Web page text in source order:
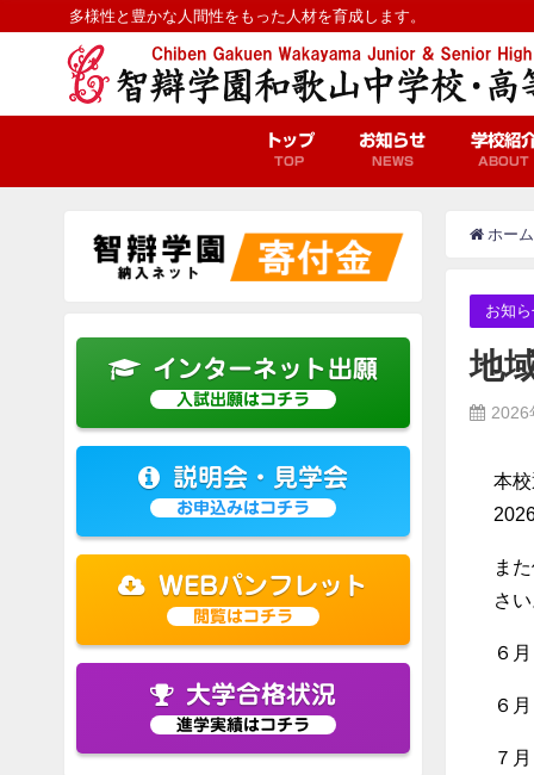
多様性と豊かな人間性をもった人材を育成します。
トップ
TOP
お知らせ
NEWS
学校紹
ABOUT
ホーム
お知ら
地
2026
本
ま
さ
６
６
７
インターネット出願
入試出願はコチラ
説明会・見学会
お申込みはコチラ
WEBパンフレット
閲覧はコチラ
大学合格状況
進学実績はコチラ